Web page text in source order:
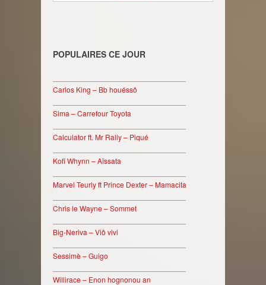
POPULAIRES CE JOUR
Carlos King – Bb houéssô
Sima – Carrefour Toyota
Calculator ft. Mr Rally – Piqué
Kofi Whynn – Aïssata
Marvel Teurly ft Prince Dexter – Mamacita
Chris le Wayne – Sommet
Big-Neriva – Viô vivi
Sessimè – Guigo
Willirace – Enon hognonou an